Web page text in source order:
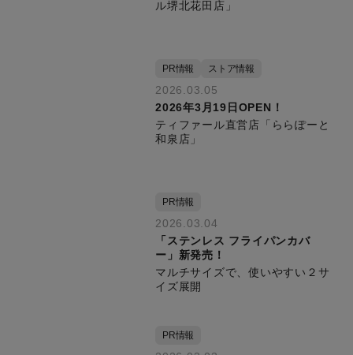
ル堺北花田店」
PR情報 ストア情報
2026.03.05
2026年3月19日OPEN！
ティファール直営店「ららぽーと
和泉店」
PR情報
2026.03.04
「ステンレス フライパンカバ
ー」新発売！
マルチサイズで、使いやすい２サ
イズ展開
PR情報